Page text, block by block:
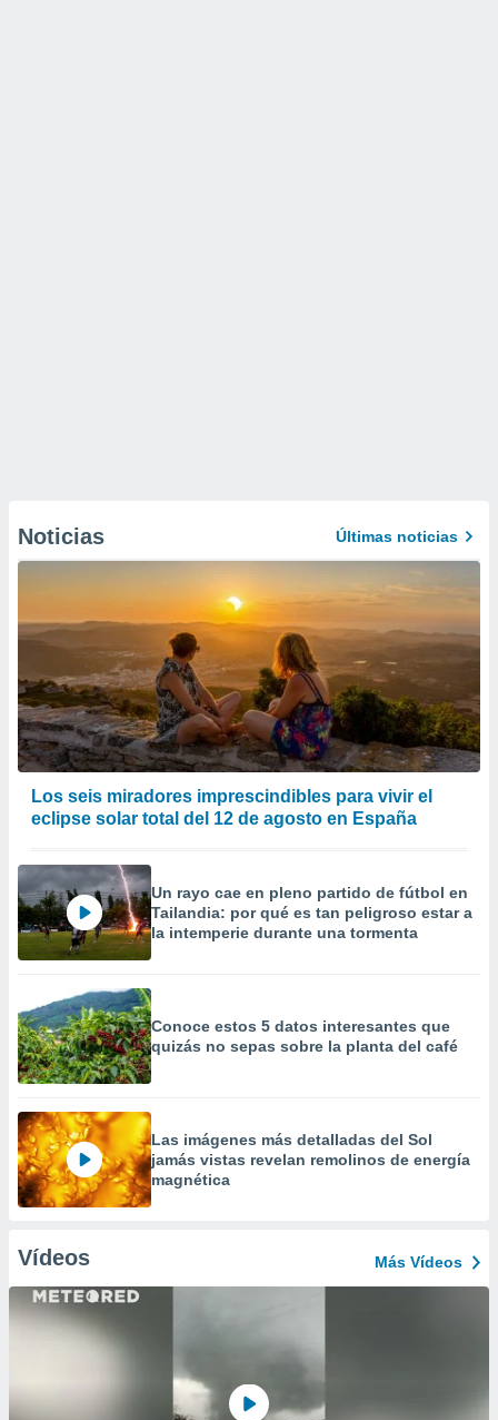
Noticias Últimas noticias
Los seis miradores imprescindibles para vivir el
eclipse solar total del 12 de agosto en España
Un rayo cae en pleno partido de fútbol en
Tailandia: por qué es tan peligroso estar a
la intemperie durante una tormenta
Conoce estos 5 datos interesantes que
quizás no sepas sobre la planta del café
Las imágenes más detalladas del Sol
jamás vistas revelan remolinos de energía
magnética
Vídeos Más Vídeos